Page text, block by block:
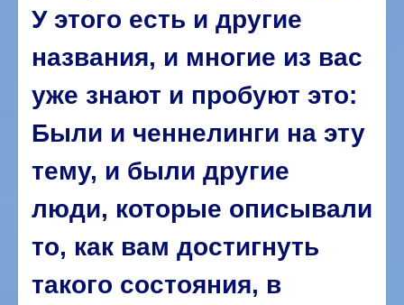
У этого есть и другие
названия, и многие из вас
уже знают и пробуют это:
Были и ченнелинги на эту
тему, и были другие
люди, которые описывали
то, как вам достигнуть
такого состояния, в